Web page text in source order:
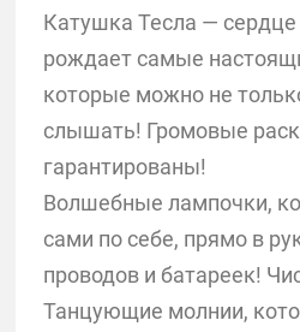
Катушка Тесла —
рождает самые
которые можно не
слышать! Громовые
гарантированы!
Волшебные лампочки,
сами по себе, прямо в
проводов и батареек!
Танцующие молнии,